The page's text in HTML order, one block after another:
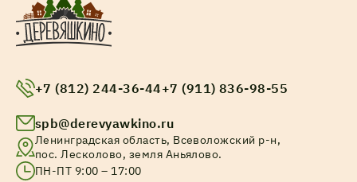
+7 (812) 244-36-44+7 (911) 836-98-55
spb@derevyawkino.ru
Ленинградская область, Всеволожский р-н,
пос. Лесколово, земля Аньялово.
ПН-ПТ 9:00 – 17:00